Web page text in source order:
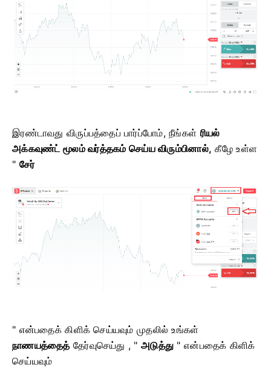
இரண்டாவது விருப்பத்தைப் பார்ப்போம், நீங்கள் ரியல்
அக்கவுண்ட் மூலம் வர்த்தகம் செய்ய விரும்பினால், கீழே உள்ள
" சேர்
" என்பதைக் கிளிக் செய்யவும் முதலில் உங்கள்
நாணயத்தைத் தேர்வுசெய்து , "அடுத்து " என்பதைக் கிளிக்
செய்யவும்